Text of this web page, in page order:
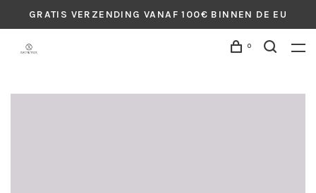
GRATIS VERZENDING VANAF 100€ BINNEN DE EU
0